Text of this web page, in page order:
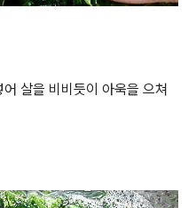
살을 비비듯이 아욱을 으쳐